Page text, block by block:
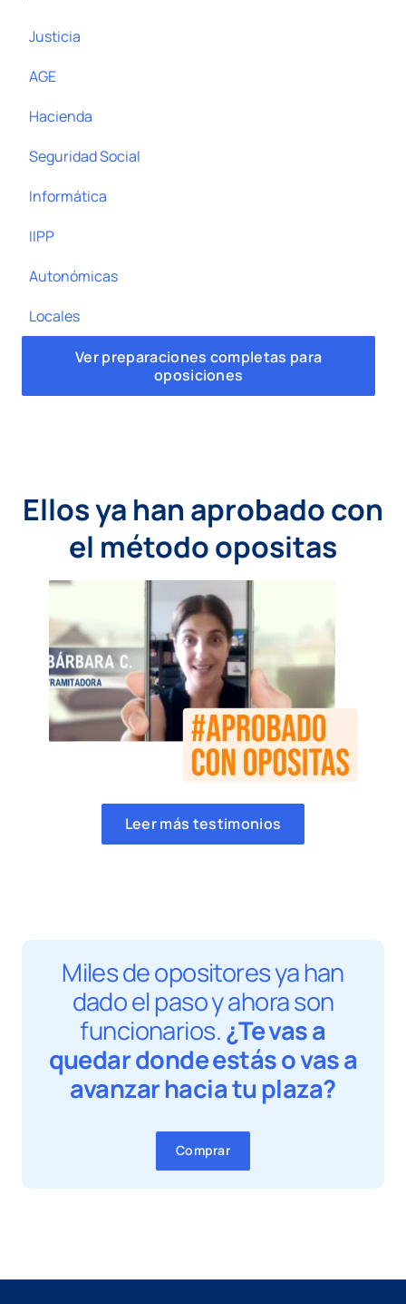
Justicia
AGE
Hacienda
Seguridad Social
Informática
IIPP
Autonómicas
Locales
Ver preparaciones completas para
oposiciones
Ellos ya han aprobado con
el método opositas
Leer más testimonios
Miles de opositores ya han
dado el paso y ahora son
funcionarios.¿Te vas a
quedar donde estás o vas a
avanzar hacia tu plaza?
Comprar